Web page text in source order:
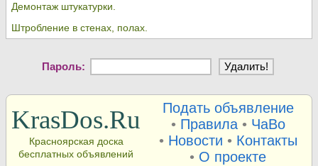
Демонтаж штукатурки.
Штробление в стенах, полах.
Пароль:
KrasDos.Ru
Красноярская доска
бесплатных объявлений
Подать объявление
• Правила• ЧаВо
• Новости • Контакты
• О проекте